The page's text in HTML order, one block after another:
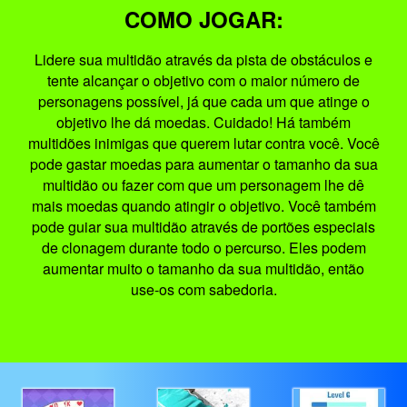
COMO JOGAR:
Lidere sua multidão através da pista de obstáculos e
tente alcançar o objetivo com o maior número de
personagens possível, já que cada um que atinge o
objetivo lhe dá moedas. Cuidado! Há também
multidões inimigas que querem lutar contra você. Você
pode gastar moedas para aumentar o tamanho da sua
multidão ou fazer com que um personagem lhe dê
mais moedas quando atingir o objetivo. Você também
pode guiar sua multidão através de portões especiais
de clonagem durante todo o percurso. Eles podem
aumentar muito o tamanho da sua multidão, então
use-os com sabedoria.